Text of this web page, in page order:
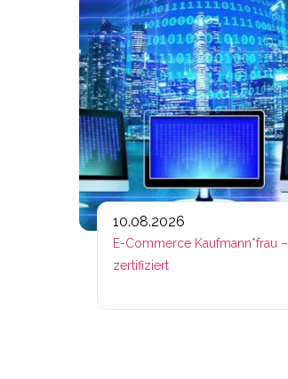
10.08.2026
E-Commerce Kaufmann*frau –
zertifiziert